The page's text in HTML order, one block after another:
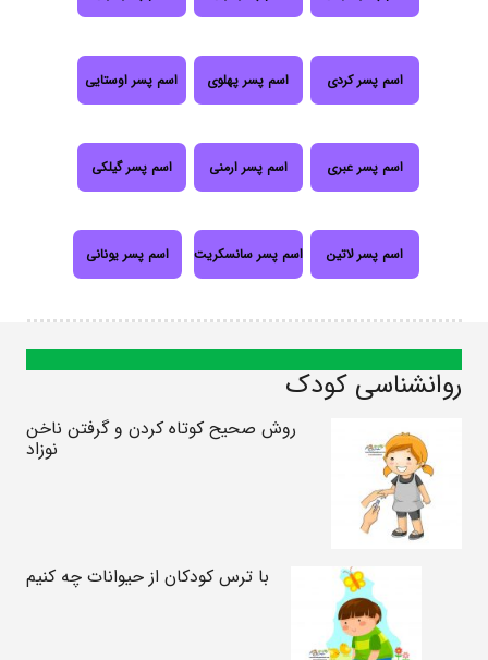
اسم پسر کردی اسم پسر پهلوی اسم پسر اوستایی
اسم پسر عبری اسم پسر ارمنی اسم پسر گیلکی
اسم پسر لاتین اسم پسر سانسکریت اسم پسر یونانی
روانشناسی کودک
روش صحیح کوتاه کردن و گرفتن ناخن‌
نوزاد
با ترس کودکان از حیوانات چه کنیم